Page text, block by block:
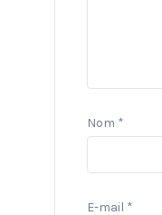
Nom *
E-mail *